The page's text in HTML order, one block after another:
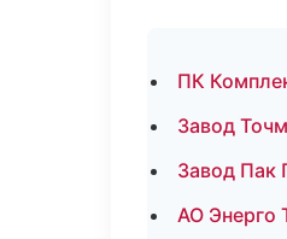
ПК
Завод
Завод Пак
АО Энерго